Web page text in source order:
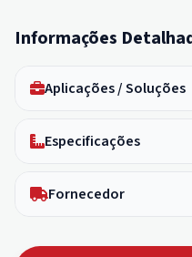
Informações
Aplicações / Soluções
Especificações
Fornecedor